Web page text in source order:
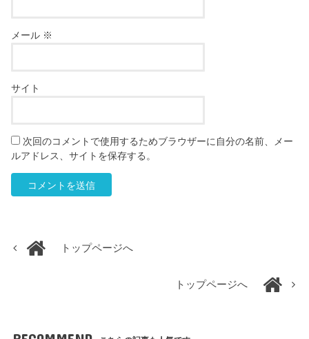
メール ※
サイト
次回のコメントで使用するためブラウザーに自分の名前、メー
ルアドレス、サイトを保存する。
トップページへ
トップページへ